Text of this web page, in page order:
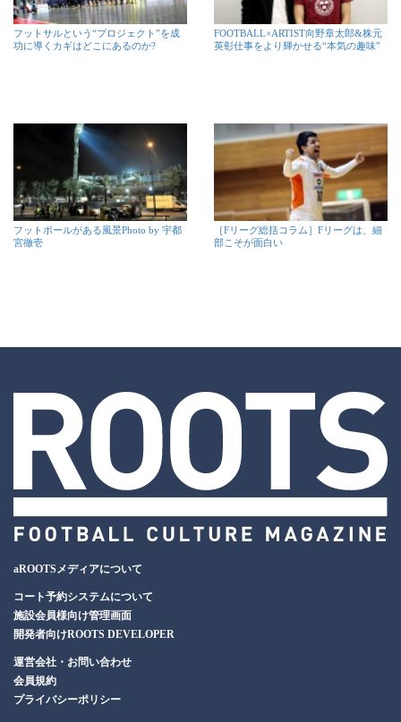
フットサルという“プロジェクト”を成
功に導くカギはどこにあるのか?
FOOTBALL×ARTIST向野章太郎&株元
英彰仕事をより輝かせる“本気の趣味”
フットボールがある風景Photo by 宇都
宮徹壱
［Fリーグ総括コラム］Fリーグは、細
部こそが面白い
aROOTSメディアについて
コート予約システムについて
施設会員様向け管理画面
開発者向けROOTS DEVELOPER
運営会社・お問い合わせ
会員規約
プライバシーポリシー